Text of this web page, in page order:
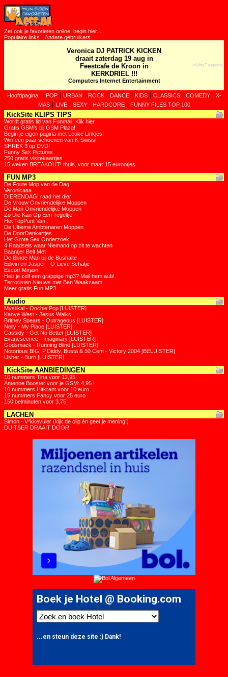
Zet ook je favorieten online! begin hier...
Populaire links
Andere gebruikers
Veronica DJ PATRICK KICKEN
draait zaterdag 19 aug in
Feestcafe de Kroon in
KERKDRIEL !!!
Computers Internet Entertainment
vrijdag 7 augustus
Hoofdpagina| POP| URBAN | ROCK| DANCE| KIDS| CLASSICS| COMEDY| X-
MAS| LIVE| SEXY| HARDCORE| FUNNY FILES TOP 100
KickSite KLIPS TIPS
Wordt gratis lid van Funmail! Klik hier
Gratis GSM's bij GSM Plaza!
Begin je eigen pagina met Leuke Linkjes!
Win een paar schoenen van K-Swiss!
SHREK 3 op DVD!
Funny Sex Pictures
250 gratis visitekaartjes
15 weken BREAKOUT! thuis, voor maar 15 eurootjes
FUN MP3
De Foute Mop van de Dag
Veronicaaa
DIERENDAG! raad het dier
De Vrouw Onvriendelijke Moppen
De Man Onvriendelijke Moppen
Zo Die Kan Op Een Tegeltje
Het TopPunt Van..
De Ultieme Ambtenaren Moppen
De DoorDenkertjes
Het Grote Sex Onderzoek
4 Raadsels waar Niemand op zit te wachten
Baantjer Belt Met
De Blinde Man bij de Bushalte
Edwin en Jasper - O Lieve Schatje
Escort Mirjam
Heb je zelf een grappige mp3? Mail hem aub!
Terroristen Nieuws met Ben Waakzaam
Meer gratis Fun MP3
Audio
Mystikal - Oochie Pop [LUISTER]
Kanye West - Jesus Walks
Britney Spears - Outrageous [LUISTER]
Nelly - My Place [LUISTER]
Cassidy - Get No Better [LUISTER]
Evanescence - Imaginary [LUISTER]
Godsmack - Running Blind [LUISTER]
Notorious BIG, P.Diddy, Busta & 50 Cent - Victory 2004 [BELUISTER]
Usher - Burn [LUISTER]
KickSite AANBIEDINGEN
10 nummers Tina voor 12,95
Antenne Booster voor je GSM: 4,95 !
10 nummers Hitkrant voor 10 euro
15 nummers Fancy voor 25 euro
150 belminuten voor 3,75
LACHEN
Simon - V*kkevuler (kijk de clip én geef je mening!)
DUITSER DRAAIT DOOR